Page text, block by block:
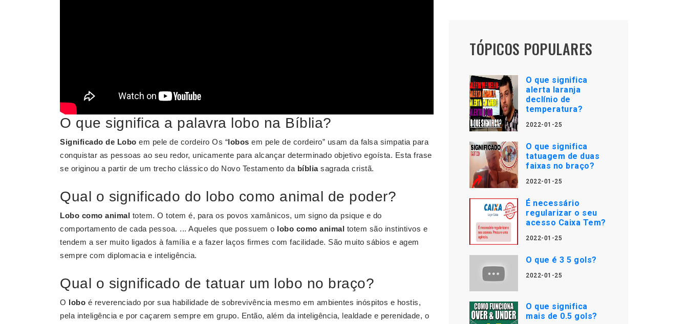
O que significa a palavra lobo na Bíblia?
Significado de Lobo em pele de cordeiro Os “lobos em pele de cordeiro” usam da falsa simpatia para
conquistar as pessoas ao seu redor, unicamente para alcançar determinado objetivo egoísta. Esta frase
se originou a partir de um trecho clássico do Novo Testamento da bíbliasagrada cristã.
Qual o significado do lobo como animal de poder?
Lobo como animal totem. O totem é, para os povos xamânicos, um signo da psique e do
comportamento de cada pessoa. ... Aqueles que possuem o lobo como animal totem são instintivos e
tendem a ser muito ligados à família e a fazer laços firmes com facilidade. São muito sábios e agem
sempre com diplomacia e inteligência.
Qual o significado de tatuar um lobo no braço?
O lobo é reverenciado por sua habilidade de sobrevivência mesmo em ambientes inóspitos e hostis,
pela inteligência e por caçarem sempre em grupo. Então, além da inteligência, lealdade e perenidade, o
TÓPICOS POPULARES
O que significa
alerta laranja
declínio de
temperatura?
2022-01-25
O que significa
tatuagem de duas
faixas no braço?
2022-01-25
É necessário
regularizar o seu
acesso Caixa Tem?
2022-01-25
O que é 3 5 gols?
2022-01-25
O que significa
mais de 0.5 gols?